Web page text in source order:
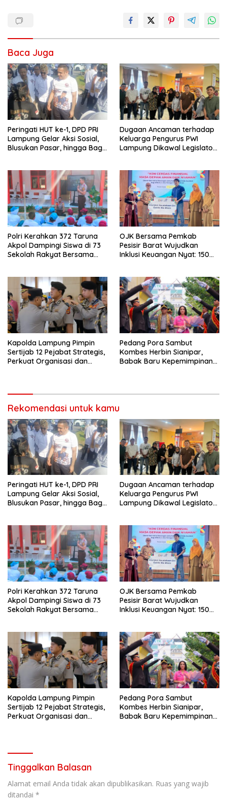
Baca Juga
Peringati HUT ke-1, DPD PRI
Lampung Gelar Aksi Sosial,
Blusukan Pasar, hingga Bagi-
Dugaan Ancaman terhadap
Keluarga Pengurus PWI
Lampung Dikawal Legislator
Polri Kerahkan 372 Taruna
Akpol Dampingi Siswa di 73
Sekolah Rakyat Bersama
OJK Bersama Pemkab
Pesisir Barat Wujudkan
Inklusi Keuangan Nyat: 150
Kapolda Lampung Pimpin
Sertijab 12 Pejabat Strategis,
Perkuat Organisasi dan
Pedang Pora Sambut
Kombes Herbin Sianipar,
Babak Baru Kepemimpinan
Rekomendasi untuk kamu
Peringati HUT ke-1, DPD PRI
Lampung Gelar Aksi Sosial,
Blusukan Pasar, hingga Bagi-
Dugaan Ancaman terhadap
Keluarga Pengurus PWI
Lampung Dikawal Legislator
Polri Kerahkan 372 Taruna
Akpol Dampingi Siswa di 73
Sekolah Rakyat Bersama
OJK Bersama Pemkab
Pesisir Barat Wujudkan
Inklusi Keuangan Nyat: 150
Kapolda Lampung Pimpin
Sertijab 12 Pejabat Strategis,
Perkuat Organisasi dan
Pedang Pora Sambut
Kombes Herbin Sianipar,
Babak Baru Kepemimpinan
Tinggalkan Balasan
Alamat email Anda tidak akan dipublikasikan. Ruas yang wajib
ditandai *